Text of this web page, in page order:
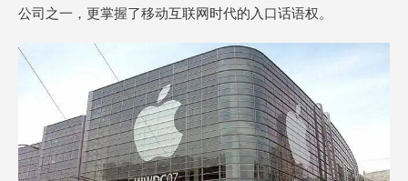
公司之一，更掌握了移动互联网时代的入口话语权。